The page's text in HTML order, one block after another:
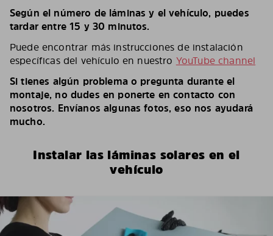
Según el número de láminas y el vehículo, puedes
tardar entre 15 y 30 minutos.
Puede encontrar más instrucciones de instalación
específicas del vehículo en nuestro YouTube channel
Si tienes algún problema o pregunta durante el
montaje, no dudes en ponerte en contacto con
nosotros. Envíanos algunas fotos, eso nos ayudará
mucho.
Instalar las láminas solares en el
vehículo